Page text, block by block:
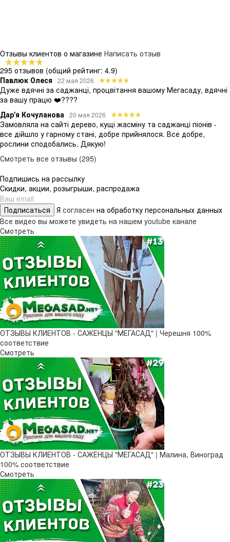
Отзывы клиентов о магазине Написать отзыв
295 отзывов (общий рейтинг: 4.9)
Павлюк Олеся
22 мая 2026
Дуже вдячні за саджанці, процвітання вашому Мегасаду, вдячні
за вашу працю ❤️????
Дар'я Кочуланова 20 мая 2026
Замовляла на сайті дерево, кущі жасміну та саджанці піонів -
все дійшло у гарному стані, добре прийнялося. Все добре,
рослини сподобались. Дякую!
Смотреть все отзывы (295)
Подпишись на рассылку
Скидки, акции, розыгрыши, распродажа
Подписаться Я согласен на обработку персональных данных
Все видео вы можете увидеть на нашем youtube канале
Смотреть
ОТЗЫВЫ КЛИЕНТОВ - САЖЕНЦЫ "МЕГАСАД" | Черешня 100%
соответствие
Смотреть
ОТЗЫВЫ КЛИЕНТОВ - САЖЕНЦЫ "МЕГАСАД" | Малина, Виноград
100% соответствие
Смотреть